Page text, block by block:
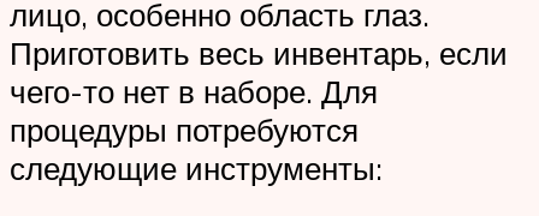
лицо, особенно область глаз.
Приготовить весь инвентарь, если
чего-то нет в наборе. Для
процедуры потребуются
следующие инструменты: